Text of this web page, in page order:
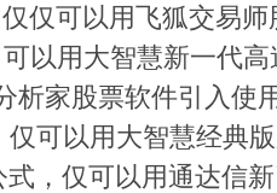
仅可以用飞狐交易
以用大智慧新一代
析家股票软件引入使
仅可以用大智慧经典
式，仅可以用通达信